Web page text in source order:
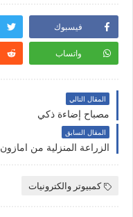
فيسبوك
واتساب
المقال التالي
مصباح إضاءة ذكي
المقال السابق
الزراعة المنزلية من امازون
كمبيوتر والكترونيات